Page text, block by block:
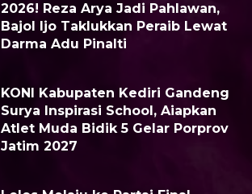
2026! Reza Arya Jadi Pahlawan,
Bajol Ijo Taklukkan Peraib Lewat
Darma Adu Pinalti
KONI Kabupaten Kediri Gandeng
Surya Inspirasi School, Aiapkan
Atlet Muda Bidik 5 Gelar Porprov
Jatim 2027